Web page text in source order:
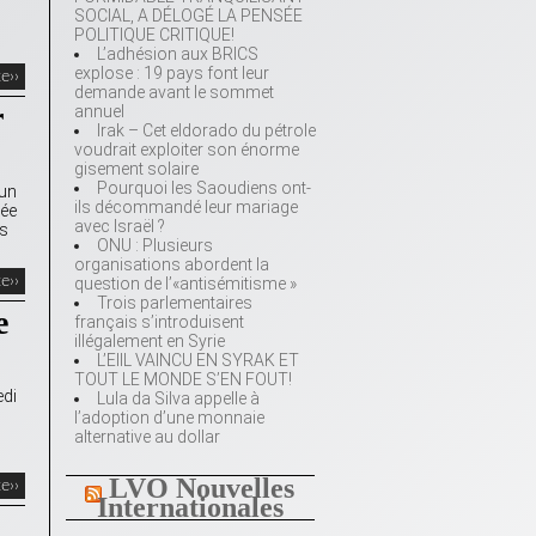
SOCIAL, A DÉLOGÉ LA PENSÉE
POLITIQUE CRITIQUE!
L’adhésion aux BRICS
explose : 19 pays font leur
demande avant le sommet
annuel
Irak – Cet eldorado du pétrole
voudrait exploiter son énorme
gisement solaire
Pourquoi les Saoudiens ont-
ils décommandé leur mariage
avec Israël ?
ONU : Plusieurs
organisations abordent la
question de l’«antisémitisme »
Trois parlementaires
français s’introduisent
illégalement en Syrie
L’EIIL VAINCU EN SYRAK ET
TOUT LE MONDE S’EN FOUT!
Lula da Silva appelle à
l’adoption d’une monnaie
alternative au dollar
LVO Nouvelles
Internationales